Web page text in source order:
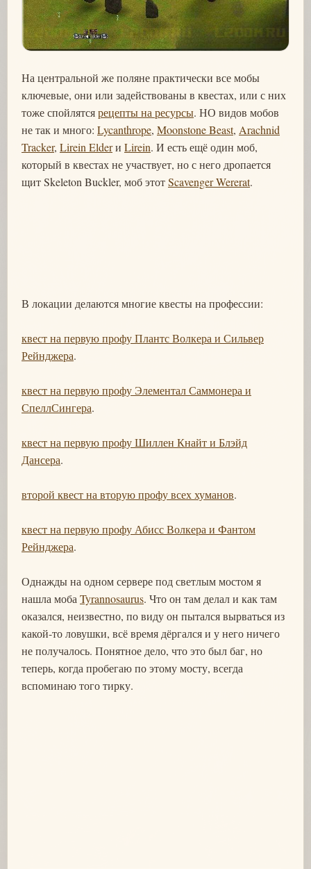
На центральной же поляне практически все мобы
ключевые, они или задействованы в квестах, или с них
тоже спойлятсярецепты на ресурсы. НО видов мобов
не так и много: Lycanthrope, Moonstone Beast, Arachnid
Tracker, Lirein Elderи Lirein. И есть ещё один моб,
который в квестах не участвует, но с него дропается
щит Skeleton Buckler, моб этотScavenger Wererat.
В локации делаются многие квесты на профессии:
квест на первую профу Плантс Волкера и Сильвер
Рейнджера.
квест на первую профу Элементал Саммонера и
СпеллСингера.
квест на первую профу Шиллен Кнайт и Блэйд
Дансера.
второй квест на вторую профу всех хуманов.
квест на первую профу Абисс Волкера и Фантом
Рейнджера.
Однажды на одном сервере под светлым мостом я
нашла моба Tyrannosaurus. Что он там делал и как там
оказался, неизвестно, по виду он пытался вырваться из
какой-то ловушки, всё время дёргался и у него ничего
не получалось. Понятное дело, что это был баг, но
теперь, когда пробегаю по этому мосту, всегда
вспоминаю того тирку.